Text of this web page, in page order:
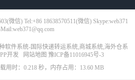
微信) Tel:+86 18638570511(微信) Skype:web371
软件系统-国际快递转运系统,商城系统,海外仓系
开发
网站地图 豫ICP备11016945号-3
用时：0.218 秒，内存占用：13.60 MB